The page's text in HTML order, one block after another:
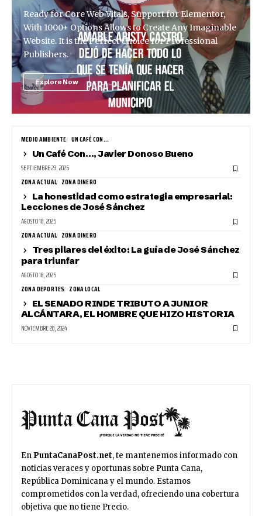
Ready for Core Web Vitals, Support for Elementor,
With 1000+ Options Allows to Create Any Imaginable
Website. It is the Perfect Choice for Professional
Publishers.
Explore Now
MEDIO AMBIENTE UN CAFÉ CON...
Un Café Con…, Javier Donoso Bueno
SEPTIEMBRE 23, 2025
ZONA ACTUAL ZONA DINERO
La honestidad como estrategia empresarial:
Lecciones de José Sánchez
AGOSTO 18, 2025
ZONA ACTUAL ZONA DINERO
Tres pilares del éxito: La guía de José Sánchez
para triunfar
AGOSTO 18, 2025
ZONA DEPORTES ZONA LOCAL
EL SENADO RINDE TRIBUTO A JUNIOR
ALCÁNTARA, EL HOMBRE QUE HIZO HISTORIA
NOVIEMBRE 28, 2024
En PuntaCanaPost.net, te mantenemos informado con
noticias veraces y oportunas sobre Punta Cana,
República Dominicana y el mundo. Estamos
comprometidos con la verdad, ofreciendo una cobertura
objetiva que no tiene Precio.